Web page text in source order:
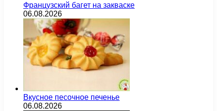
Французский багет на закваске
06.08.2026
Вкусное песочное печенье
06.08.2026